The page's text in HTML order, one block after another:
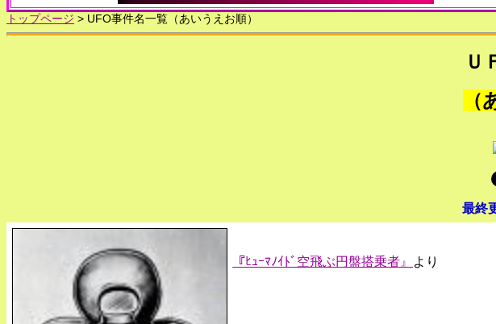
トップページ > UFO事件名一覧（あいうえお順）
Ｕ
（
最終
『ﾋｭｰﾏﾉｲﾄﾞ空飛ぶ円盤搭乗者』 より